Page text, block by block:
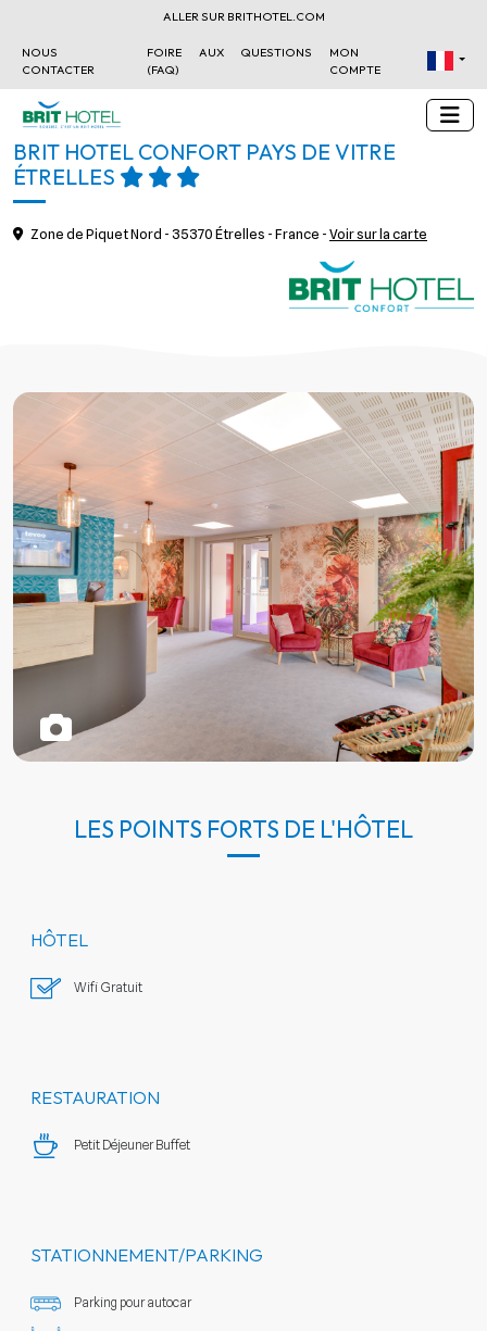
ALLER SUR BRITHOTEL.COM
NOUS
CONTACTER
FOIRE AUX QUESTIONS
(FAQ)
MON
COMPTE
BRIT HOTEL CONFORT PAYS DE VITRÉ
ÉTRELLES
Zone de Piquet Nord - 35370 Étrelles - France - Voir sur la carte
LES POINTS FORTS DE L'HÔTEL
HÔTEL
Wifi Gratuit
RESTAURATION
Petit Déjeuner Buffet
STATIONNEMENT/PARKING
Parking pour autocar